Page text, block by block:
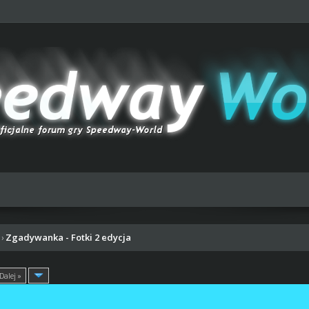
› Zgadywanka - Fotki 2 edycja
Dalej »